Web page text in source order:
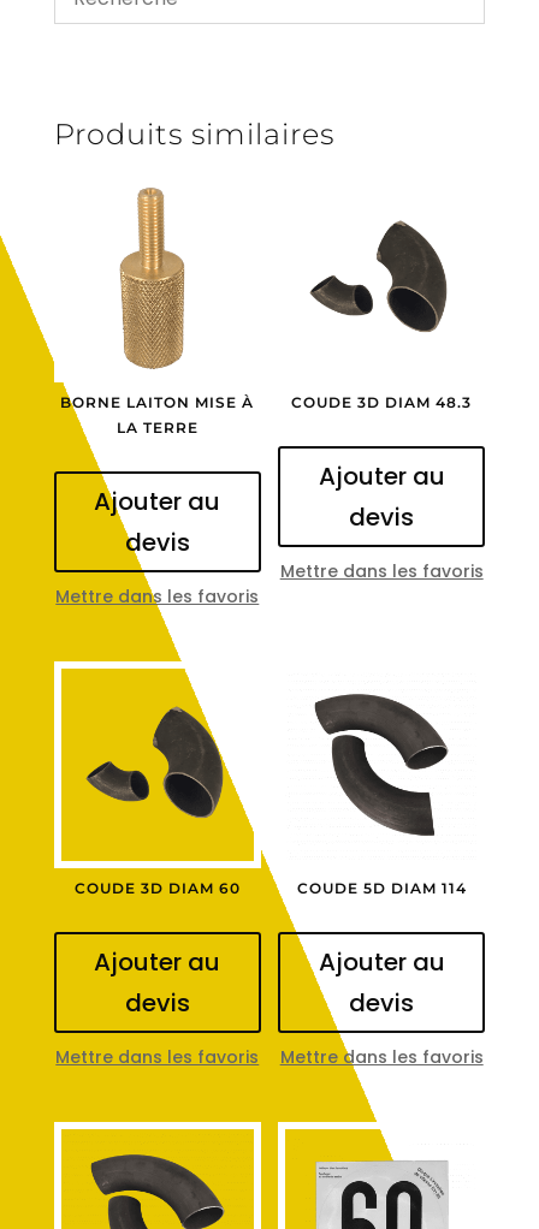
Produits similaires
BORNE LAITON MISE À
LA TERRE
Ajouter au
devis
Mettre dans les favoris
COUDE 3D DIAM 48.3
Ajouter au
devis
Mettre dans les favoris
COUDE 3D DIAM 60
Ajouter au
devis
Mettre dans les favoris
COUDE 5D DIAM 114
Ajouter au
devis
Mettre dans les favoris